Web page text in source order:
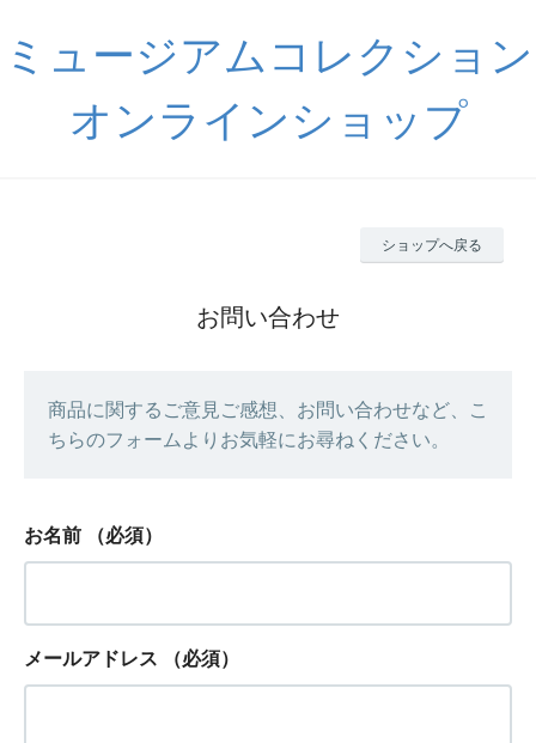
ミュージアムコレクション
オンラインショップ
ショップへ戻る
お問い合わせ
商品に関するご意見ご感想、お問い合わせなど、こ
ちらのフォームよりお気軽にお尋ねください。
お名前 （必須）
メールアドレス （必須）